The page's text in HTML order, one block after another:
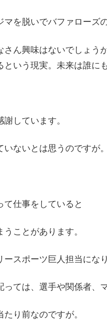
マを脱いでバファローズ
さん興味はないでしょう
という現実。未来は誰に
しています。
いないとは思うのですが
て仕事をしていると
ことがあります。
ースポーツ巨人担当にな
っては、選手や関係者、
り前なのですが。